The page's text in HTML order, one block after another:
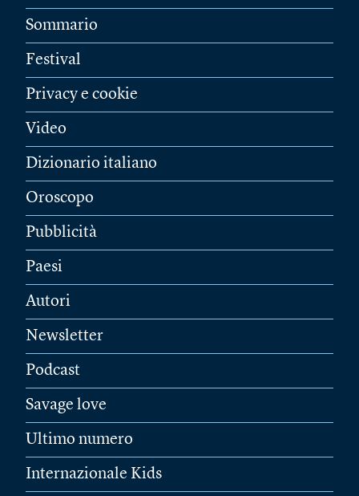
Sommario
Festival
Privacy e cookie
Video
Dizionario italiano
Oroscopo
Pubblicità
Paesi
Autori
Newsletter
Podcast
Savage love
Ultimo numero
Internazionale Kids